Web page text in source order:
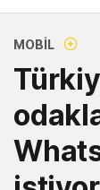
MOBIL